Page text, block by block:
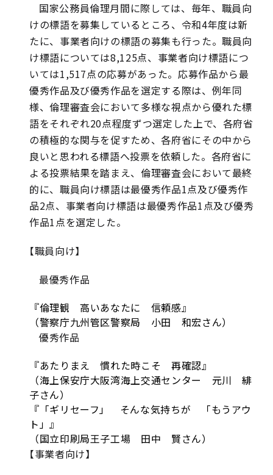
国家公務員倫理月間に際しては、毎年、職員向
けの標語を募集しているところ、令和4年度は新
たに、事業者向けの標語の募集も行った。職員向
け標語については8,125点、事業者向け標語につ
いては1,517点の応募があった。応募作品から最
優秀作品及び優秀作品を選定する際は、例年同
様、倫理審査会において多様な視点から優れた標
語をそれぞれ20点程度ずつ選定した上で、各府省
の積極的な関与を促すため、各府省にその中から
良いと思われる標語へ投票を依頼した。各府省に
よる投票結果を踏まえ、倫理審査会において最終
的に、職員向け標語は最優秀作品1点及び優秀作
品2点、事業者向け標語は最優秀作品1点及び優秀
作品1点を選定した。
【職員向け】
最優秀作品
『倫理観 高いあなたに 信頼感』
（警察庁九州管区警察局 小田 和宏さん）
優秀作品
『あたりまえ 慣れた時こそ 再確認』
（海上保安庁大阪湾海上交通センター 元川 緋
子さん）
『「ギリセーフ」 そんな気持ちが 「もうアウ
ト」』
（国立印刷局王子工場 田中 賢さん）
【事業者向け】